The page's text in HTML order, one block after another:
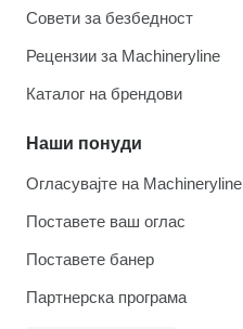
Совети за безбедност
Рецензии за Machineryline
Каталог на брендови
Наши понуди
Огласувајте на Machineryline
Поставете ваш оглас
Поставете банер
Партнерска програма